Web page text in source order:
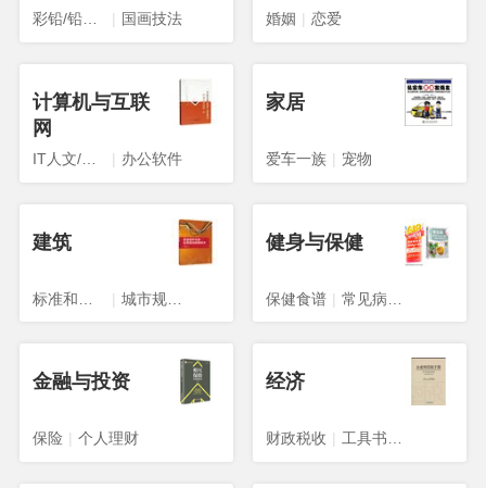
| 国画技法 婚姻 | 恋爱
计算机与互联
网
| 办公软件
家居
爱车一族 | 宠物
建筑
| 城市规划、城市设计
健身与保健
保健食谱 |
金融与投资
保险 | 个人理财
经济
财政税收 | 工具书与参考书